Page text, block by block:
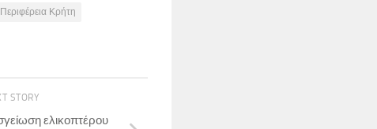
Περιφέρεια Κρήτη
STORY
ελικοπτέρου